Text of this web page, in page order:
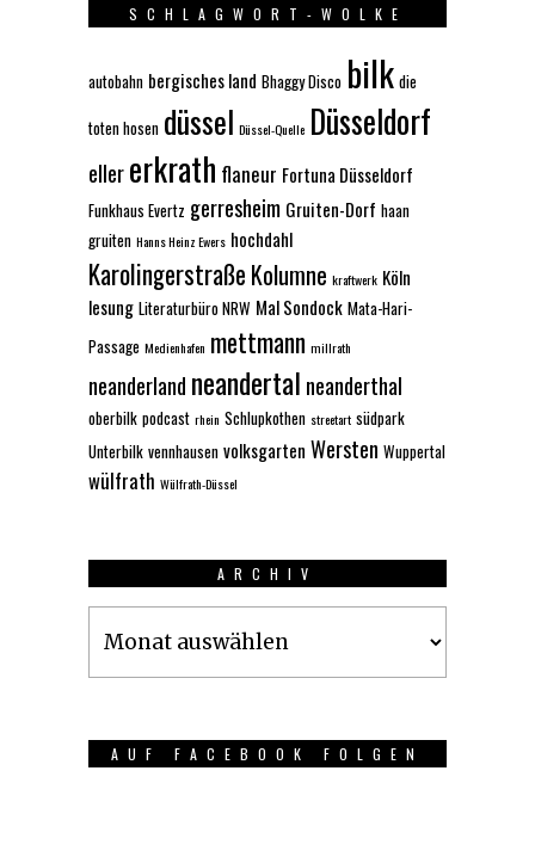
SCHLAGWORT-WOLKE
autobahn bergisches land Bhaggy Disco bilk die
toten hosen düssel Düssel-Quelle Düsseldorf
ellererkrath flaneur Fortuna Düsseldorf
Funkhaus Evertz gerresheim Gruiten-Dorf haan
gruiten Hanns Heinz Ewers hochdahl
Karolingerstraße Kolumne kraftwerk Köln
lesung Literaturbüro NRW Mal Sondock Mata-Hari-
Passage Medienhafen mettmann millrath
neanderland neandertal neanderthal
oberbilk podcast rhein Schlupkothen streetart südpark
Unterbilk vennhausen volksgarten Wersten Wuppertal
wülfrath Wülfrath-Düssel
ARCHIV
AUF FACEBOOK FOLGEN